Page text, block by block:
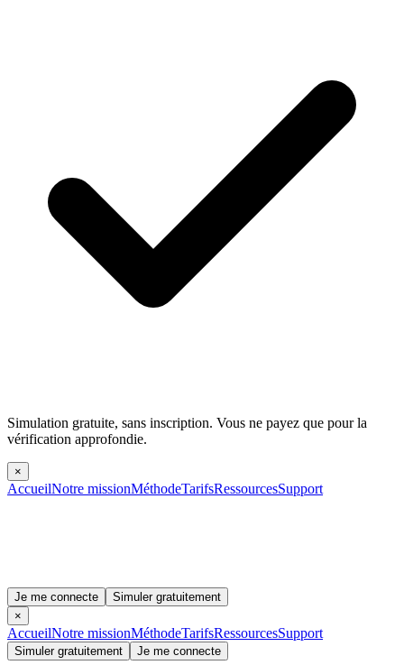
Simulation gratuite, sans inscription. Vous ne payez que pour la
vérification approfondie.
×
AccueilNotre missionMéthodeTarifsRessourcesSupport
Je me connecte
Simuler gratuitement
×
AccueilNotre missionMéthodeTarifsRessourcesSupport
Simuler gratuitement Je me connecte